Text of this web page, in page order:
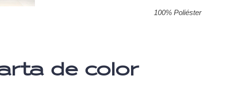
100% Poliéster
de color